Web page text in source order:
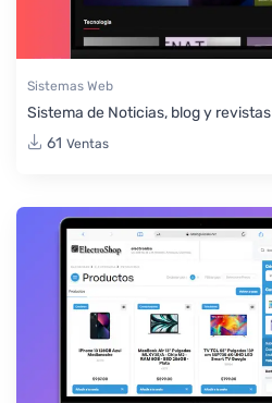
Sistemas Web
Sistema de Noticias, blog y revistas
61 Ventas